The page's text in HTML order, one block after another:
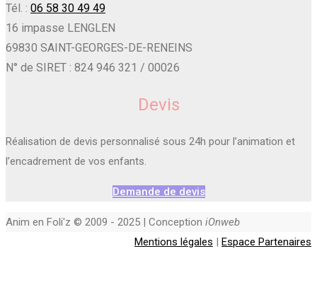
Tél. : 06 58 30 49 49
16 impasse LENGLEN
69830 SAINT-GEORGES-DE-RENEINS
N° de SIRET : 824 946 321 / 00026
Devis
Réalisation de devis personnalisé sous 24h pour l’animation et
l’encadrement de vos enfants.
Demande de devis
Anim en Foli'z © 2009 - 2025 | Conception iOnweb
Mentions légales | Espace Partenaires